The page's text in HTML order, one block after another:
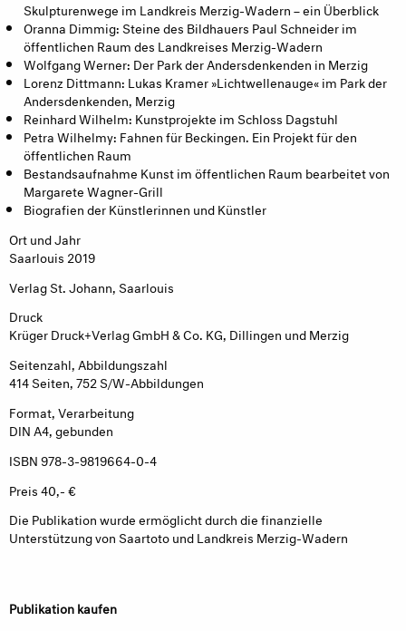
Skulpturenwege im Landkreis Merzig-Wadern – ein Überblick
Oranna Dimmig: Steine des Bildhauers Paul Schneider im
öffentlichen Raum des Landkreises Merzig-Wadern
Wolfgang Werner: Der Park der Andersdenkenden in Merzig
Lorenz Dittmann: Lukas Kramer »Lichtwellenauge« im Park der
Andersdenkenden, Merzig
Reinhard Wilhelm: Kunstprojekte im Schloss Dagstuhl
Petra Wilhelmy: Fahnen für Beckingen. Ein Projekt für den
öffentlichen Raum
Bestandsaufnahme Kunst im öffentlichen Raum bearbeitet von
Margarete Wagner-Grill
Biografien der Künstlerinnen und Künstler
Ort und Jahr
Saarlouis 2019
Verlag St. Johann, Saarlouis
Druck
Krüger Druck+Verlag GmbH & Co. KG, Dillingen und Merzig
Seitenzahl, Abbildungszahl
414 Seiten, 752 S/W-Abbildungen
Format, Verarbeitung
DIN A4, gebunden
ISBN 978-3-9819664-0-4
Preis 40,- €
Die Publikation wurde ermöglicht durch die finanzielle
Unterstützung von Saartoto und Landkreis Merzig-Wadern
Publikation kaufen